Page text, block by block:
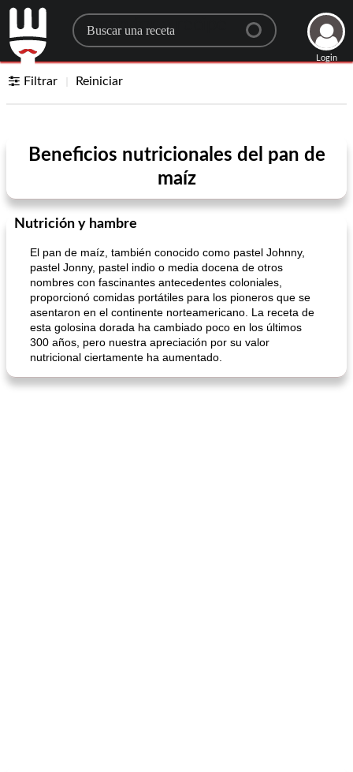
Search for a recipe
Login
Filtrar Reiniciar
Beneficios nutricionales del pan de
maíz
Nutrición y hambre
El pan de maíz, también conocido como pastel Johnny,
pastel Jonny, pastel indio o media docena de otros
nombres con fascinantes antecedentes coloniales,
proporcionó comidas portátiles para los pioneros que se
asentaron en el continente norteamericano. La receta de
esta golosina dorada ha cambiado poco en los últimos
300 años, pero nuestra apreciación por su valor
nutricional ciertamente ha aumentado.